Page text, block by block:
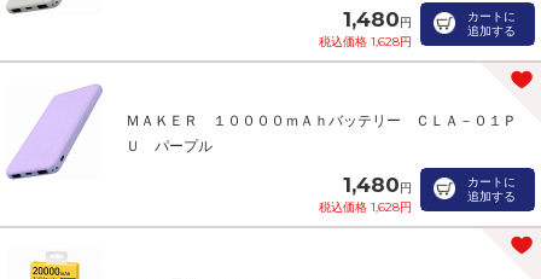
1,480円
税込価格 1,628円
カートに
追加する
ＭＡＫＥＲ １００００ｍＡｈバッテリー ＣＬＡ－０１Ｐ
Ｕ パープル
1,480円
税込価格 1,628円
カートに
追加する